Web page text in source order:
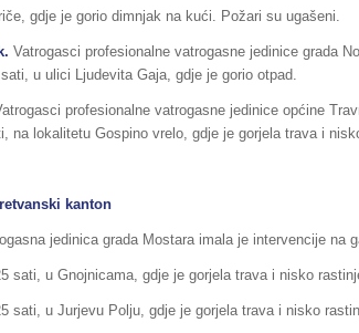
gdje je gorio dimnjak na kući. Požari su ugašeni.
Vatrogasci profesionalne vatrogasne jedinice grada
u ulici Ljudevita Gaja, gdje je gorio otpad.
profesionalne vatrogasne jedinice općine
na lokalitetu Gospino vrelo, gdje je gorjela trava i
kanton
jedinica grada Mostara imala je intervencije na
sati, u Gnojnicama, gdje je gorjela trava i nisko
sati, u Jurjevu Polju, gdje je gorjela trava i nisko